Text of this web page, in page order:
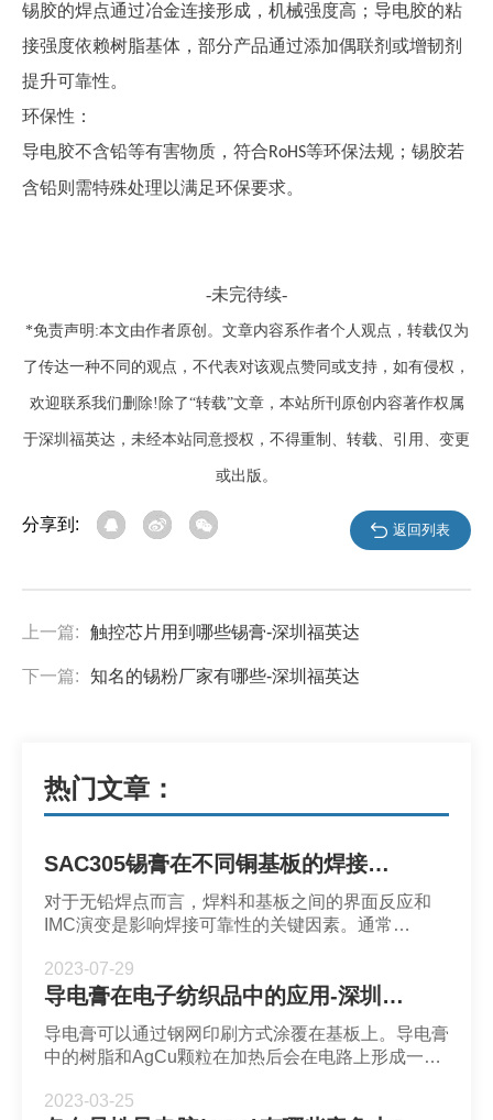
锡胶的焊点通过冶金连接形成，机械强度高；导电胶的粘
接强度依赖树脂基体，部分产品通过添加偶联剂或增韧剂
提升可靠性。
环保性：
导电胶不含铅等有害物质，符合RoHS等环保法规；锡胶若
含铅则需特殊处理以满足环保要求。
-未完待续-
*免责声明:本文由作者原创。文章内容系作者个人观点，转载仅为
了传达一种不同的观点，不代表对该观点赞同或支持，如有侵权，
欢迎联系我们删除!除了“转载”文章，本站所刊原创内容著作权属
于深圳福英达，未经本站同意授权，不得重制、转载、引用、变更
或出版。
分享到: 返回列表
上一篇: 触控芯片用到哪些锡膏-深圳福英达
下一篇: 知名的锡粉厂家有哪些-深圳福英达
热门文章：
SAC305锡膏在不同铜基板的焊接表现-深圳福英达
对于无铅焊点而言，焊料和基板之间的界面反应和
IMC演变是影响焊接可靠性的关键因素。通常
Cu6Sn5 IMC。为了达到良好的焊点性能，可以对
Cu基板进行一些工艺处理从而控制IMC生长。
2023-07-29
导电膏在电子纺织品中的应用-深圳市福英达
导电膏可以通过钢网印刷方式涂覆在基板上。导电膏
中的树脂和AgCu颗粒在加热后会在电路上形成一层
烙铁在导电涂层表面沉积焊料熔体，熔融焊料会迅速
2023-03-25